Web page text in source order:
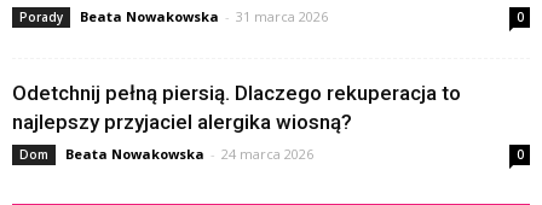
Porady Beata Nowakowska - 31 marca 2026 0
Odetchnij pełną piersią. Dlaczego rekuperacja to
najlepszy przyjaciel alergika wiosną?
Dom Beata Nowakowska - 24 marca 2026 0